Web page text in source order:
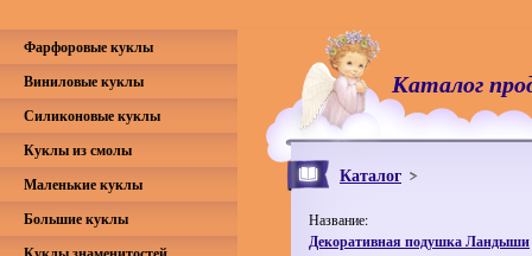
Каталог
Каталог
Название:
Декоративная подушка Ландыши
Фарфоровые куклы
Виниловые куклы
Силиконовые куклы
Куклы из смолы
Маленькие куклы
Большие куклы